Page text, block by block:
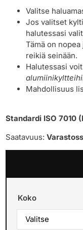
Valitse
Jos valitset
halutessasi
Tämä on
reikiä seinään.
Halutessasi
Mahdollisuus
Standardi ISO 7010
Saatavuus:
Koko